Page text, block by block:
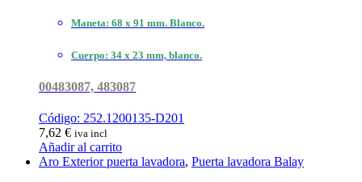
Maneta: 68 x 91 mm. Blanco.
Cuerpo: 34 x 23 mm, blanco.
00483087, 483087
Código: 252.1200135-D201
7,62 € iva incl
Añadir al carrito
Aro Exterior puerta lavadora, Puerta lavadora Balay